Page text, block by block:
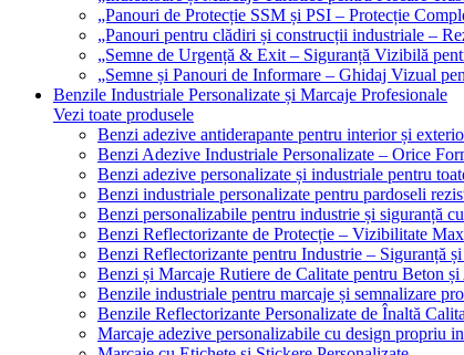
„Panouri de Protecție SSM și PSI – Protecție
„Panouri pentru clădiri și construcții industriale –
„Semne de Urgență & Exit – Siguranță Vizibilă
„Semne și Panouri de Informare – Ghidaj Vizual
Benzile Industriale Personalizate și Marcaje Profesionale
Vezi toate produsele
Benzi adezive antiderapante pentru interior și
Benzi Adezive Industriale Personalizate – Orice
Benzi adezive personalizate și industriale pentru
Benzi industriale personalizate pentru pardoseli
Benzi personalizabile pentru industrie și siguranță
Benzi Reflectorizante de Protecție – Vizibilitate
Benzi Reflectorizante pentru Industrie – Siguranță
Benzi și Marcaje Rutiere de Calitate pentru Beton
Benzile industriale pentru marcaje și semnalizare
Benzile Reflectorizante Personalizate de Înaltă
Marcaje adezive personalizabile cu design propriu